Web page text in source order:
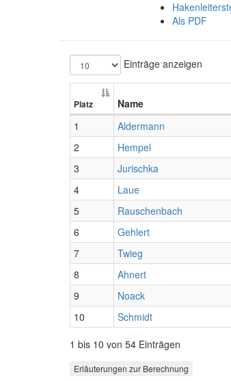
Als PDF
Einträge anzeigen
Platz Name
1 Aldermann
2
Hempel
3
Jurischka
4
Laue
5
Rauschenbach
6
Gehlert
7
Twieg
8
Ahnert
9
Noack
10
Schmidt
1 bis 10 von 54 Einträgen
Erläuterungen zur Berechnung